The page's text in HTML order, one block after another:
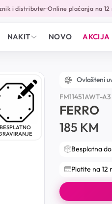
i distributer•Online plaćanja na 12
NAKIT NOVO AKCIJA
BESPLATNO
Ovlašteni
FM11451AWT-A3
FERRO
185 KM
Besplatna
Platite na 12